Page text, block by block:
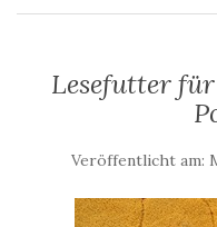
Lesefutter
Veröffentlicht am: